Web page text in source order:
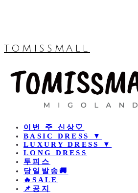
TOMISSMALL
이번 주 신상🤍
BASIC DRESS ▼
LUXURY DRESS ▼
LONG DRESS
투피스
당일발송🚚
🔥SALE
📌공지